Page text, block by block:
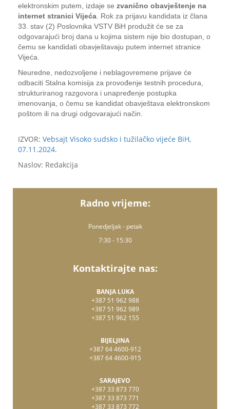
elektronskim putem, izdaje se zvanično obavještenje na
internet stranici Vijeća . Rok za prijavu kandidata iz člana
33. stav (2) Poslovnika VSTV BiH produžit će se za
odgovarajući broj dana u kojima sistem nije bio dostupan, o
čemu se kandidati obavještavaju putem internet stranice
Vijeća.
Neuredne, nedozvoljene i neblagovremene prijave će
odbaciti Stalna komisija za provođenje testnih procedura,
strukturiranog razgovora i unapređenje postupka
imenovanja, o čemu se kandidat obavještava elektronskom
poštom ili na drugi odgovarajući način.
IZVOR: Vebsajt Visoko sudsko i tužilačko vijeće BiH,
07.11.2024.
Naslov: Redakcija
Radno vrijeme:
Ponedjeljak - petak
7:30 - 15:30
Kontaktirajte nas:
BANJA LUKA
+387 51 962 988
+387 51 962 989
+387 51 962 155
BIJELJINA
+387 64 4600-912
+387 64 4600-915
SARAJEVO
+387 33 873 770
+387 33 873 771
+387 33 873 772